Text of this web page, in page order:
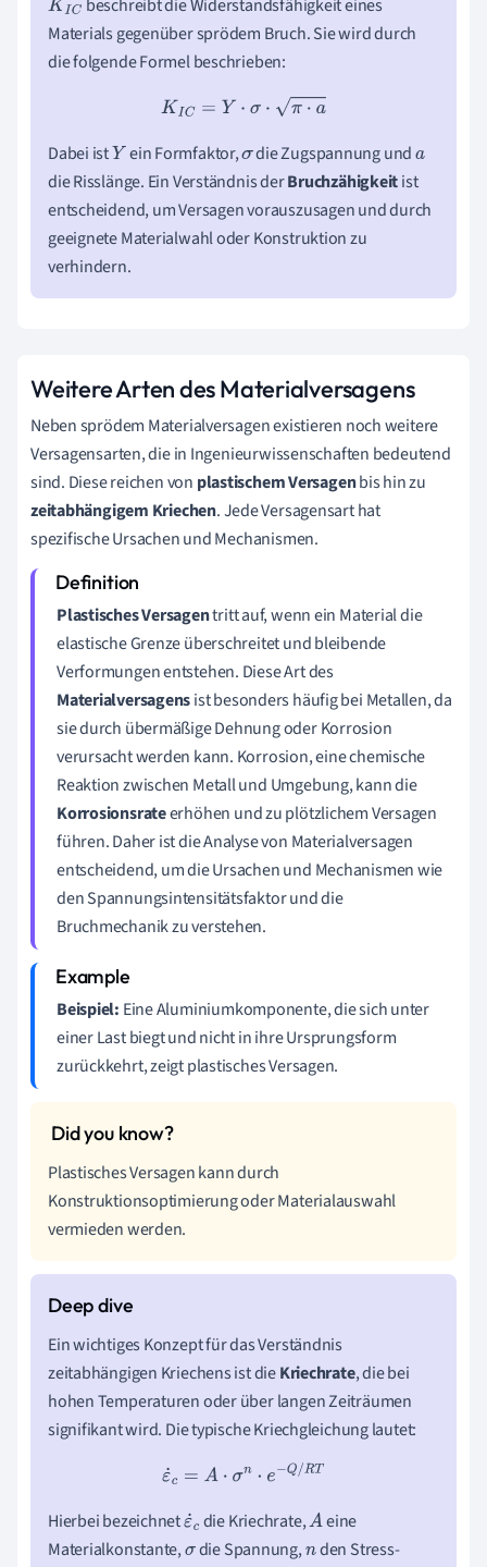
KIC
beschreibt die Widerstandsfähigkeit eines
Materials gegenüber sprödem Bruch. Sie wird durch
die folgende Formel beschrieben:
KI C=Y⋅ σ⋅ π ⋅a
Dabei istY ein Formfaktor,σdie Zugspannung unda
die Risslänge. Ein Verständnis derBruchzähigkeitist
entscheidend, um Versagen vorauszusagen und durch
geeignete Materialwahl oder Konstruktion zu
verhindern.
Weitere Arten des Materialversagens
Neben sprödem Materialversagen existieren noch weitere
Versagensarten, die in Ingenieurwissenschaften bedeutend
sind. Diese reichen von plastischem Versagenbis hin zu
zeitabhängigem Kriechen. Jede Versagensart hat
spezifische Ursachen und Mechanismen.
Plastisches Versagentritt auf, wenn ein Material die
elastische Grenze überschreitet und bleibende
Verformungen entstehen. Diese Art des
Materialversagensist besonders häufig bei Metallen, da
sie durch übermäßige Dehnung oder Korrosion
verursacht werden kann. Korrosion, eine chemische
Reaktion zwischen Metall und Umgebung, kann die
Korrosionsrateerhöhen und zu plötzlichem Versagen
führen. Daher ist die Analyse von Materialversagen
entscheidend, um die Ursachen und Mechanismen wie
den Spannungsintensitätsfaktor und die
Bruchmechanik zu verstehen.
Beispiel: Eine Aluminiumkomponente, die sich unter
einer Last biegt und nicht in ihre Ursprungsform
zurückkehrt, zeigt plastisches Versagen.
Plastisches Versagen kann durch
Konstruktionsoptimierung oder Materialauswahl
vermieden werden.
Ein wichtiges Konzept für das Verständnis
zeitabhängigen Kriechens ist dieKriechrate, die bei
hohen Temperaturen oder über langen Zeiträumen
signifikant wird. Die typische Kriechgleichung lautet:
ε˙c=A ⋅ σn⋅ e−Q/RT
Hierbei bezeichnetε
˙
die Kriechrate,A eine
Materialkonstante,σdie Spannung,n den Stress-